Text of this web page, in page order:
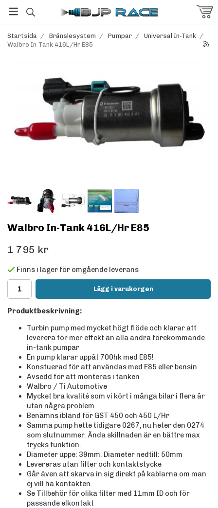
Startsida / Bränslesystem / Pumpar / Universal In-Tank /
Walbro In-Tank 416L/Hr E85
Walbro In-Tank 416L/Hr E85
1 795 kr
Finns i lager för omgående leverans
Lägg i varukorgen
Produktbeskrivning:
Turbin pump med mycket högt flöde och klarar att
leverera för mer effekt än alla andra förekommande
in-tank pumpar
En pump klarar uppåt 700hk med E85!
Konstuerad för att användas med E85 eller bensin
Avsedd för att monteras i tanken
Walbro / Ti Automotive
Mycket bra kvalité som vi kört i många bilar i flera år
utan några problem
Benämns ibland för GST 450 och 450 L/Hr
Samma pump hette tidigare 0267, nu heter den 0274
som slutnummer. Ända skillnaden är en bättre max
trycks funktion.
Diameter uppe: 39mm. Diameter nedtill: 50mm
Levereras utan filter och kontaktstycke
Går även att skarva in sig direkt på kablarna om man
ej vill ha kontakten
Se Tillbehör för olika filter med 11mm ID och för
passande elkontakt